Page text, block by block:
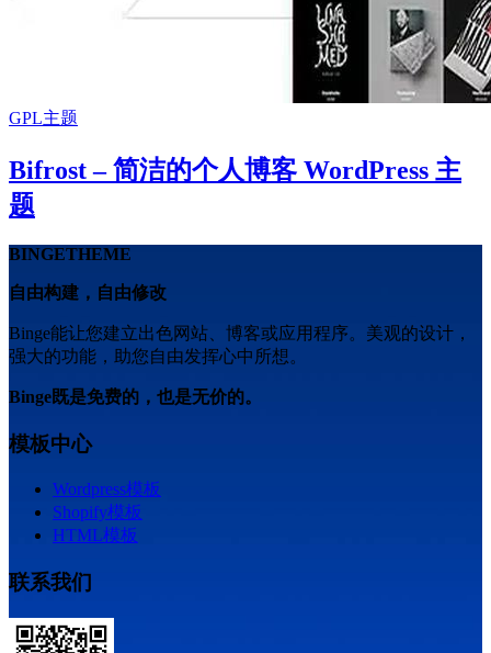
GPL主题
Bifrost – 简洁的个人博客 WordPress 主
题
BINGETHEME
自由构建，自由修改
Binge能让您建立出色网站、博客或应用程序。美观的设计，
强大的功能，助您自由发挥心中所想。
Binge既是免费的，也是无价的。
模板中心
Wordpress模板
Shopify模板
HTML模板
联系我们